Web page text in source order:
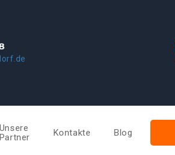
Unsere
Partner
Kontakte Blog